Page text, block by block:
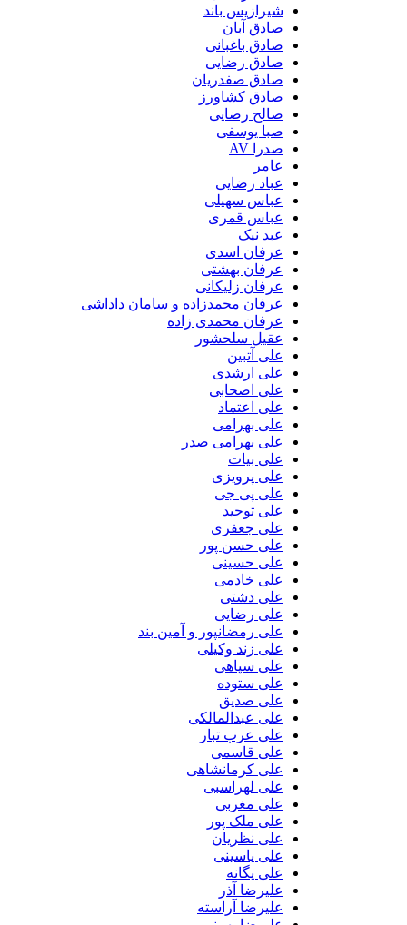
شیرازیس باند
صادق آبان
صادق باغبانی
صادق رضایی
صادق صفدریان
صادق کشاورز
صالح رضایی
صبا یوسفی
عباد رضایی
عباس سهیلی
عباس قمری
عبد نیک
عرفان اسدی
عرفان بهشتی
عرفان زلیکانی
عرفان محمدزاده و سامان داداشی
عرفان محمدی زاده
عقیل سلحشور
علی آتبین
علی ارشدی
علی اصحابی
علی اعتماد
علی بهرامی
علی بهرامی صدر
علی بیات
علی پرویزی
علی پی جی
علی توحید
علی جعفری
علی حسن پور
علی حسینی
علی خادمی
علی دشتی
علی رضایی
علی رمضانپور و آمین بند
علی زند وکیلی
علی سپاهی
علی ستوده
علی صدیق
علی عبدالمالکی
علی عرب تبار
علی قاسمی
علی کرمانشاهی
علی لهراسبی
علی مغربی
علی ملک پور
علی نظریان
علی یاسینی
علی یگانه
علیرضا آذر
علیرضا آراسته